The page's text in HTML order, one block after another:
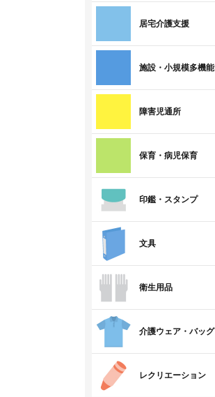
居宅介護支援
施設・小規模多機能
障害児通所
保育・病児保育
印鑑・スタンプ
文具
衛生用品
介護ウェア・バッグ
レクリエーション